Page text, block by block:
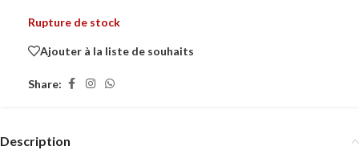
Rupture de stock
Ajouter à la liste de souhaits
Share:
Description